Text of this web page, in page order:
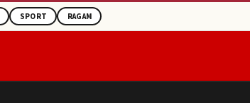
SPORT RAGAM